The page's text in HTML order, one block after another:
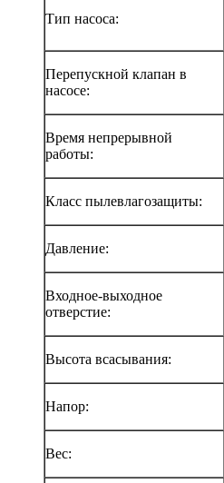
Тип насоса:
Перепускной клапан в
насосе:
Время непрерывной
работы:
Класс пылевлагозащиты:
Давление:
Входное-выходное
отверстие:
Высота всасывания:
Напор:
Вес: